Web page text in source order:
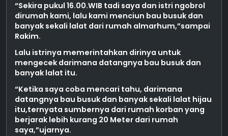
“Sekira pukul 16.00.WIB tadi saya dan istri ngobrol
dirumah kami, lalu kami menciun bau busuk dan
banyak sekali lalat dari rumah almarhum,”sampai
Rakim.
Lalu istrinya memerintahkan dirinya untuk
mengecek darimana datangnya bau busuk dan
banyak lalat itu.
“Ketika saya coba mencari tahu, darimana
datangnya bau busuk dan banyak sekali lalat hijau
itu,ternyata sumbernya dari rumah korban yang
berjarak lebih kurang 20 Meter dari rumah
saya,”ujarnya.